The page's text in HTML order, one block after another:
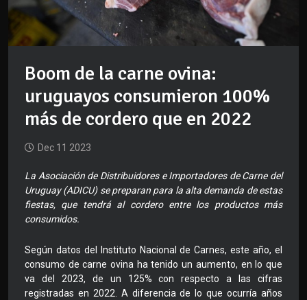
Boom de la carne ovina:
uruguayos consumieron 100%
más de cordero que en 2022
Dec 11 2023
La Asociación de Distribuidores e Importadores de Carne del
Uruguay (ADICU) se preparan para la alta demanda de estas
fiestas, que tendrá al cordero entre los productos más
consumidos.
Según datos del Instituto Nacional de Carnes, este año, el
consumo de carne ovina ha tenido un aumento, en lo que
va del 2023, de un 125% con respecto a las cifras
registradas en 2022. A diferencia de lo que ocurría años